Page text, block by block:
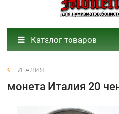
Каталог товаров
ИТАЛИЯ
монета Италия 20